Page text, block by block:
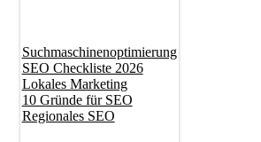
Suchmaschinenoptimierung
SEO Checkliste 2026
Lokales Marketing
10 Gründe für SEO
Regionales SEO